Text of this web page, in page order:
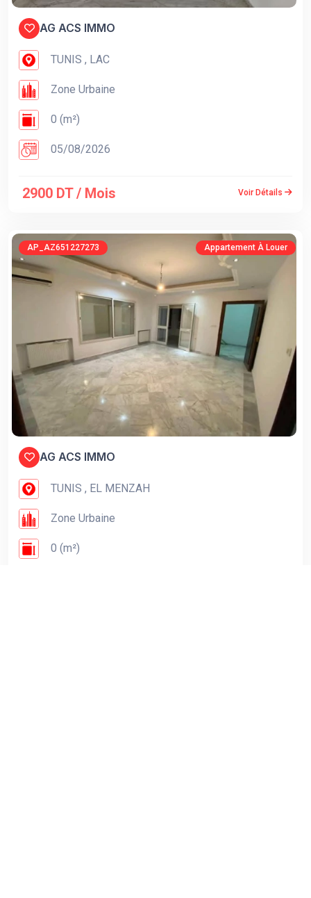
AG ACS IMMO
TUNIS , LAC
Zone Urbaine
0 (m²)
05/08/2026
2900 DT / Mois Voir Détails
AP_AZ651227273 Appartement À Louer
AG ACS IMMO
TUNIS , EL MENZAH
Zone Urbaine
0 (m²)